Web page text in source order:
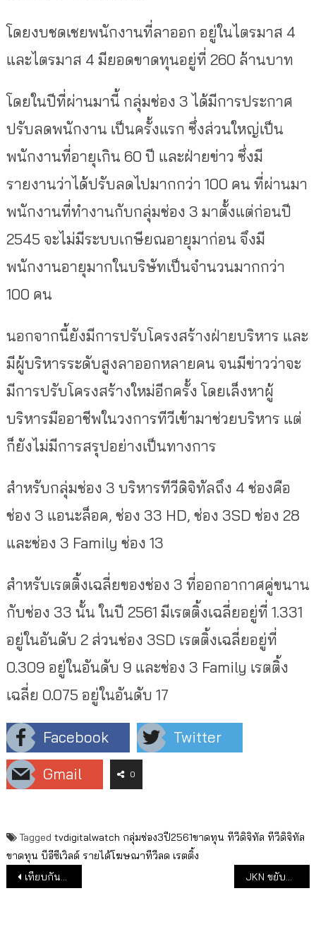
โดยงบชดเชยพนักงานที่ลาออก อยู่ในไตรมาส 4
และไตรมาส 4 มียอดขาดทุนอยู่ที่ 260 ล้านบาท
โดยในปีที่ผ่านมานี้ กลุ่มช่อง 3 ได้มีการประกาศ
ปรับลดพนักงาน เป็นครั้งแรก ซึ่งส่วนใหญ่เป็น
พนักงานที่อายุเกิน 60 ปี และฝ่ายข่าว ซึ่งมี
รายงานว่าได้ปรับลดไปมากกว่า 100 คน ที่ผ่านมา
พนักงานที่ทำงานกับกลุ่มช่อง 3 มาตั้งแต่ก่อนปี
2545 จะไม่มีระบบเกษียณอายุมาก่อน จึงมี
พนักงานอายุมากในบริษัทเป็นจำนวนมากกว่า
100 คน
นอกจากนี้ยังมีการปรับโครงสร้างฝ่ายบริหาร และ
มีผู้บริหารระดับสูงลาออกหลายคน จนมีข่าวว่าจะ
มีการปรับโครงสร้างใหม่อีกครั้ง โดยเล็งหาผู้
บริหารมืออาชีพในวงการทีวีเข้ามาช่วยบริหาร แต่
ก็ยังไม่มีการสรุปอย่างเป็นทางการ
สำหรับกลุ่มช่อง 3 บริหารทีวีดิจิทัลถึง 4 ช่องคือ
ช่อง 3 แอนะล็อค, ช่อง 33 HD, ช่อง 3SD ช่อง 28
และช่อง 3 Family ช่อง 13
สำหรับเรตติ้งเฉลี่ยของช่อง 3 ที่ออกอากาศคู่ขนาน
กับช่อง 33 นั้น ในปี 2561 มีเรตติ้งเฉลี่ยอยู่ที่ 1.331
อยู่ในอันดับ 2 ส่วนช่อง 3SD เรตติ้งเฉลี่ยอยู่ที่
0.309 อยู่ในอันดับ 9 และช่อง 3 Family เรตติ้ง
เฉลี่ย 0.075 อยู่ในอันดับ 17
Facebook
Twitter
Gmail
0
Tagged tvdigitalwatch กลุ่มช่อง3ปี2561ขาดทุน ทีวีดิจิทัล ทีวีดิจิทัล
ขาดทุน บีอีซีเวิลด์ รายได้โฆษณาทีวีลด เรตติ้ง
แนะแนวเรื่อง
เทียบกันจะๆ เรตติ้ง 2 ละครพีเรียด “ทองเอก หมอยาท่าโฉลง VS บ่วงสไบ” สู้กันสนุก สุดเข้มข้น